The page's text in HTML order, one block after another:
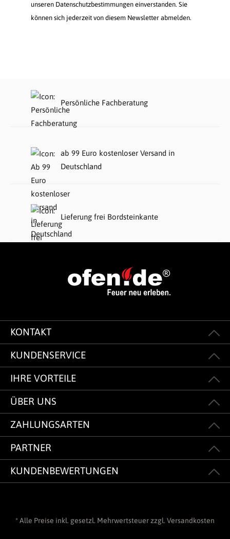
unseren Datenschutzbestimmungen einverstanden. Sie
können sich jederzeit von diesem Newsletter abmelden.
Persönliche Fachberatung
ab 99 Euro kostenloser Versand in
Deutschland
Lieferung frei Bordsteinkante
KONTAKT
KUNDENSERVICE
IHRE VORTEILE
ÜBER UNS
ZAHLUNGSARTEN
PARTNER
KUNDENBEWERTUNGEN
* Alle Preise inkl. gesetzl. Mehrwertsteuer zzgl. Versandkosten